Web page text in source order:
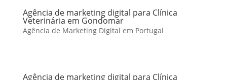
Agência de marketing digital para Clínica
Veterinária em Gondomar
Agência de Marketing Digital em Portugal
Agência de marketing digital para Clínica